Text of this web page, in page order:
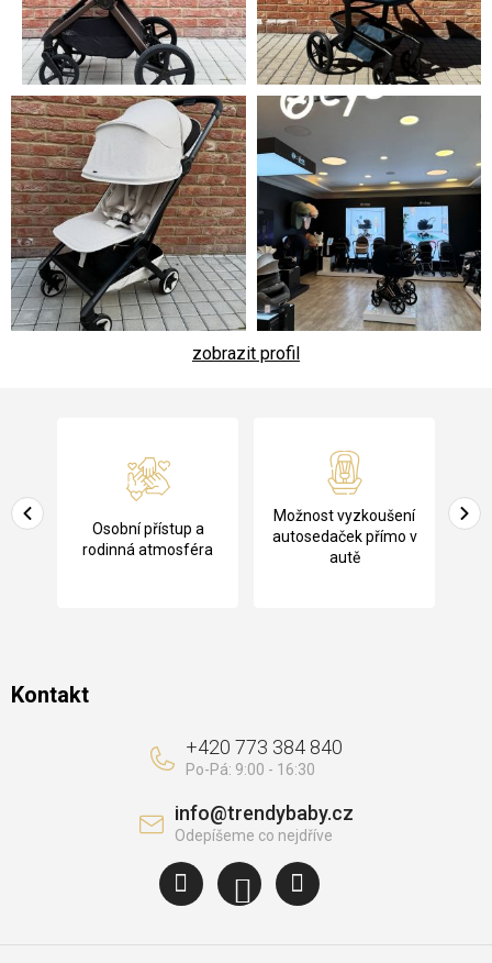
zobrazit profil
a
Osobní přístup a
rodinná atmosféra
Možnost vyzkoušení
autosedaček přímo v
autě
Kontakt
info@trendybaby.cz
+420 773 384 840